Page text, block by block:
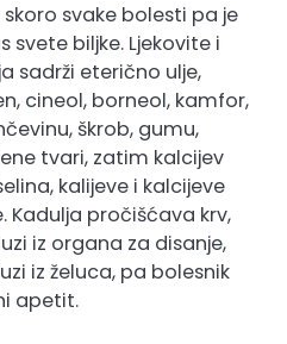
skoro svake bolesti pa je
biljke. Ljekovite i
sadrži eterično ulje,
cineol, borneol, kamfor,
škrob, gumu,
tvari, zatim kalcijev
kalijeve i kalcijeve
Kadulja pročišćava krv,
iz organa za disanje,
iz želuca, pa bolesnik
apetit.